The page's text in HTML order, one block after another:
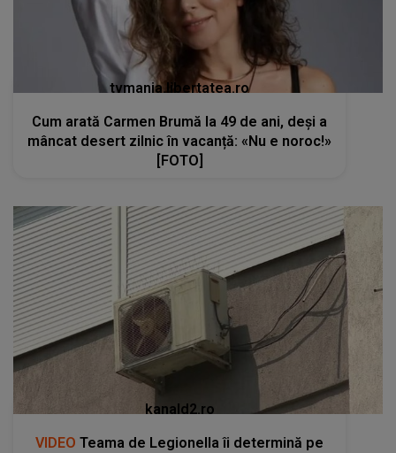
tvmania.libertatea.ro
Cum arată Carmen Brumă la 49 de ani, deși a
mâncat desert zilnic în vacanță: «Nu e noroc!»
[FOTO]
kanald2.ro
VIDEO Teama de Legionella îi determină pe